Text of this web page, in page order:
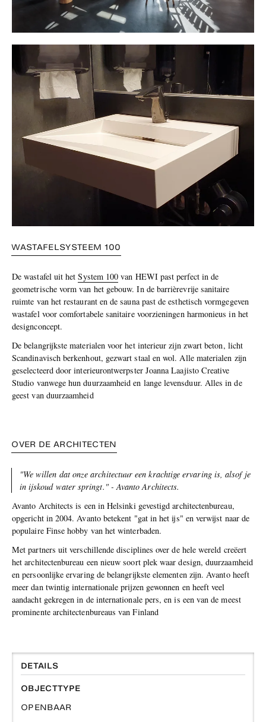
WASTAFELSYSTEEM 100
De wastafel uit hetSystem 100 van HEWI past perfect in de
geometrische vorm van het gebouw. In de barrièrevrije sanitaire
ruimte van het restaurant en de sauna past de esthetisch vormgegeven
wastafel voor comfortabele sanitaire voorzieningen harmonieus in het
designconcept.
De belangrijkste materialen voor het interieur zijn zwart beton, licht
Scandinavisch berkenhout, gezwart staal en wol. Alle materialen zijn
geselecteerd door interieurontwerpster Joanna Laajisto Creative
Studio vanwege hun duurzaamheid en lange levensduur. Alles in de
geest van duurzaamheid
OVER DE ARCHITECTEN
"We willen dat onze architectuur een krachtige ervaring is, alsof je
in ijskoud water springt." - Avanto Architects.
Avanto Architects is een in Helsinki gevestigd architectenbureau,
opgericht in 2004. Avanto betekent "gat in het ijs" en verwijst naar de
populaire Finse hobby van het winterbaden.
Met partners uit verschillende disciplines over de hele wereld creëert
het architectenbureau een nieuw soort plek waar design, duurzaamheid
en persoonlijke ervaring de belangrijkste elementen zijn. Avanto heeft
meer dan twintig internationale prijzen gewonnen en heeft veel
aandacht gekregen in de internationale pers, en is een van de meest
prominente architectenbureaus van Finland
DETAILS
OBJECTTYPE
OPENBAAR